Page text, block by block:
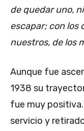
de quedar uno,
escapar; con los
nuestros, de los
Aunque fue
1938 su
fue muy
servicio y